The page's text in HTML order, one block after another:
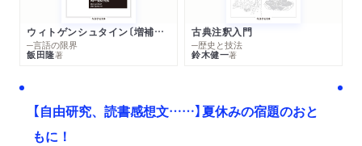
ウィトゲンシュタイン〔増補新版〕
─言語の限界
飯田隆著
古典注釈入門
─歴史と技法
鈴木健一著
【自由研究、読書感想文……】夏休みの宿題のおと
もに！